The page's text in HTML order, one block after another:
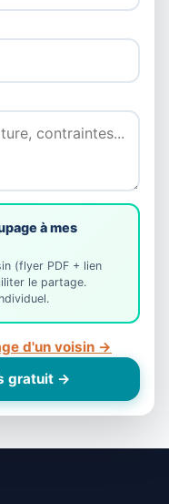
à mes
(flyer PDF + lien
le partage.
d'un voisin →
gratuit →